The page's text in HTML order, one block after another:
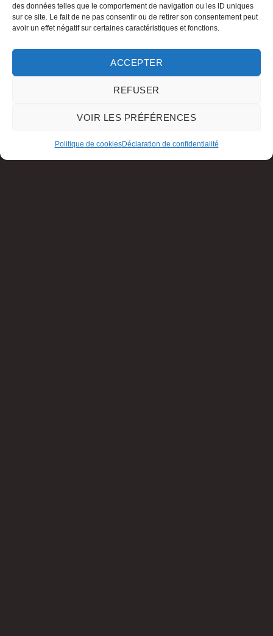
des données telles que le comportement de navigation ou les ID uniques
sur ce site. Le fait de ne pas consentir ou de retirer son consentement peut
avoir un effet négatif sur certaines caractéristiques et fonctions.
ACCEPTER
REFUSER
VOIR LES PRÉFÉRENCES
Politique de cookiesDéclaration de confidentialité